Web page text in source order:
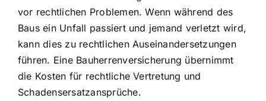
vor rechtlichen Problemen. Wenn während des
Baus ein Unfall passiert und jemand verletzt wird,
kann dies zu rechtlichen Auseinandersetzungen
führen. Eine Bauherrenversicherung übernimmt
die Kosten für rechtliche Vertretung und
Schadensersatzansprüche.